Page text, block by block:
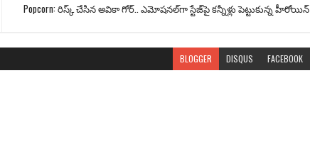
Popcorn: రిస్క్ చేసిన అవికా గోర్‌.. ఎమోషనల్‌గా స్టేజ్‌పై కన్నీళ్లు పెట్టుకున్న హీరోయిన్
BLOGGER DISQUS FACEBOOK